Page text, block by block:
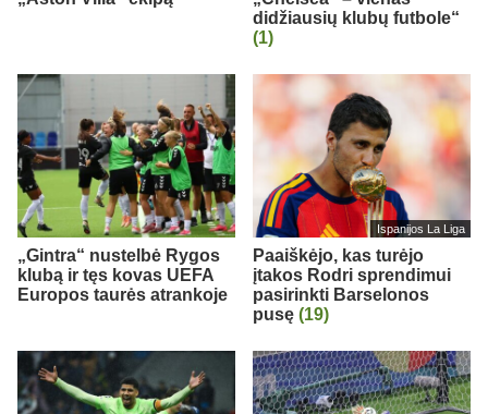
didžiausių klubų futbole“
(1)
„Gintra“ nustelbė Rygos
klubą ir tęs kovas UEFA
Europos taurės atrankoje
Ispanijos La Liga
Paaiškėjo, kas turėjo
įtakos Rodri sprendimui
pasirinkti Barselonos
pusę (19)